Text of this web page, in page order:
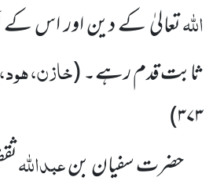
اللہتعالیٰ کے دین اور اس کے
ثابت قدم رہے۔(خازن،
۳۷۳)
حضرت سفیان بنعبداللہ